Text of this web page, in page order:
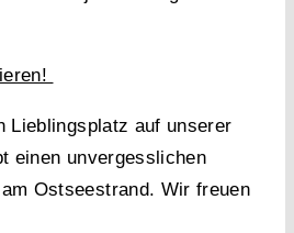
Lieblingsplatz auf unserer
einen unvergesslichen
Ostseestrand. Wir freuen